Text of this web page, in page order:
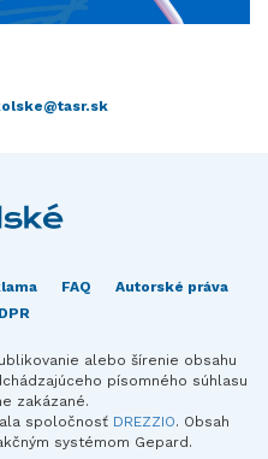
FAQ
Autorské práva
alebo šírenie obsahu
písomného súhlasu
zakázané.
spoločnosť DREZZIO. Obsah
systémom Gepard.